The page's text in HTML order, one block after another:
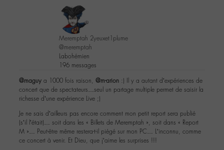
Meremptah 2yeuxet1plume
@meremptah
Labohémien
196 messages
@maguy a 1000 fois raison, @m-arion :) Il y a autant d’expériences de
concert que de spectateurs…seul un partage multiple permet de saisir la
richesse d’une expérience Live ;)
Je ne sais d’ailleurs pas encore comment mon petit report sera publié
(s’il l’était)… soit dans les « Billets de Meremptah », soit dans « Report
M »… Peut-être même restera-t-il piégé sur mon PC… L’inconnu, comme
ce concert à venir. Et Dieu, que j’aime les surprises !!!